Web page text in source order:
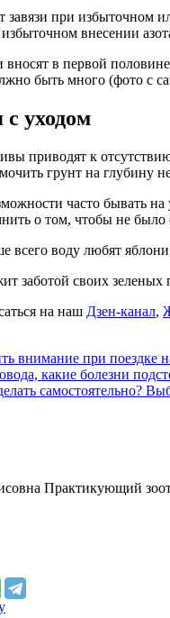
завязи при избыточном
внесении
в первой
с уходом
приводят к
грунт на глубину
часто бывать
о том, чтобы не было
всего воду любят
заботой своих
на наш Дзен-канал,
внимание при поездке
какие болезни
самостоятельно?
Практикующий